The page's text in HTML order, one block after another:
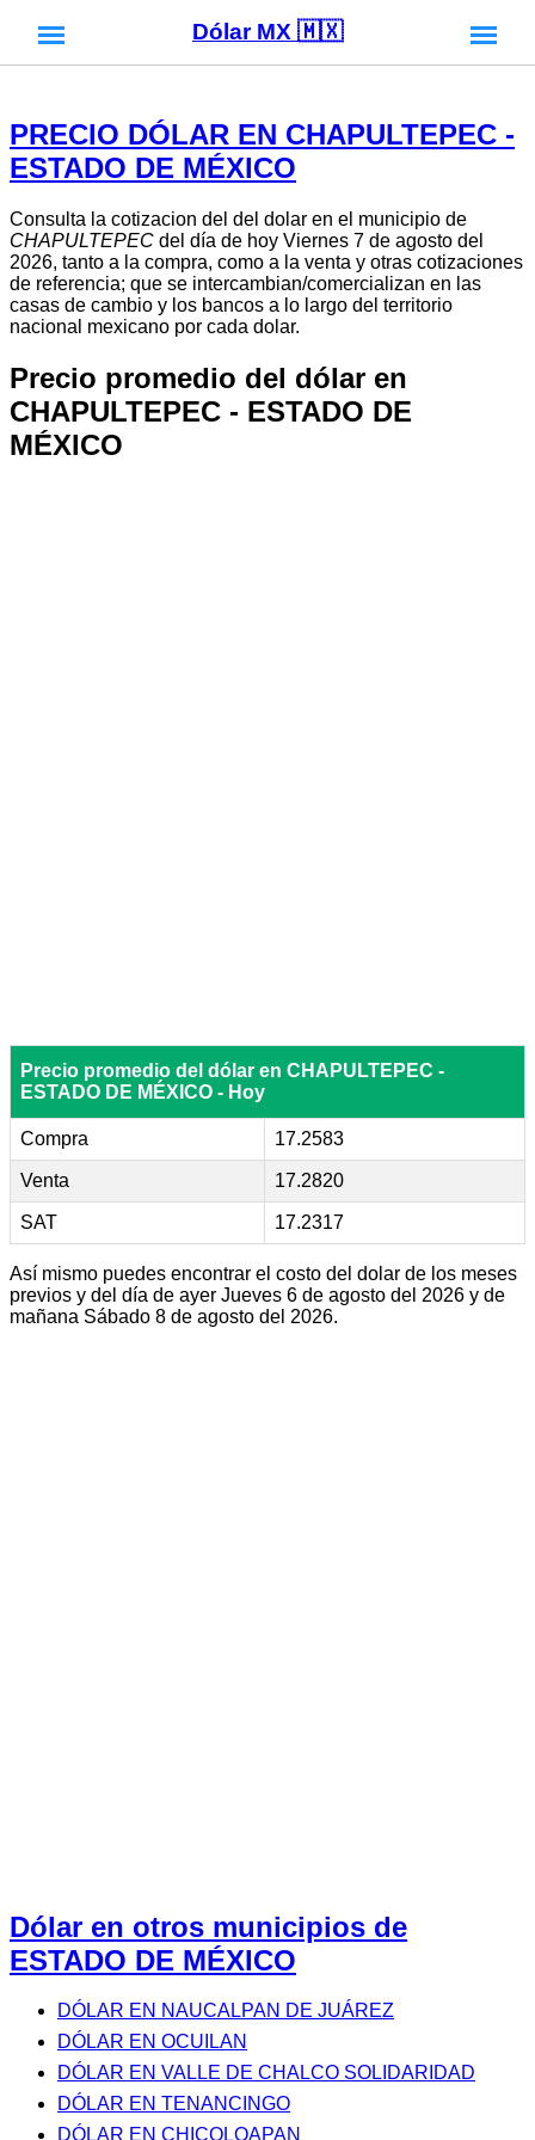
Dólar MX 🇲🇽
PRECIO DÓLAR EN CHAPULTEPEC -
ESTADO DE MÉXICO
Consulta la cotizacion del del dolar en el municipio de
CHAPULTEPEC del día de hoy Viernes 7 de agosto del
2026, tanto a la compra, como a la venta y otras cotizaciones
de referencia; que se intercambian/comercializan en las
casas de cambio y los bancos a lo largo del territorio
nacional mexicano por cada dolar.
Precio promedio del dólar en
CHAPULTEPEC - ESTADO DE
MÉXICO
Precio promedio del dólar en CHAPULTEPEC -
ESTADO DE MÉXICO - Hoy
Compra 17.2583
Venta 17.2820
SAT 17.2317
Así mismo puedes encontrar el costo del dolar de los meses
previos y del día de ayer Jueves 6 de agosto del 2026 y de
mañana Sábado 8 de agosto del 2026.
Dólar en otros municipios de
ESTADO DE MÉXICO
DÓLAR EN NAUCALPAN DE JUÁREZ
DÓLAR EN OCUILAN
DÓLAR EN VALLE DE CHALCO SOLIDARIDAD
DÓLAR EN TENANCINGO
DÓLAR EN CHICOLOAPAN